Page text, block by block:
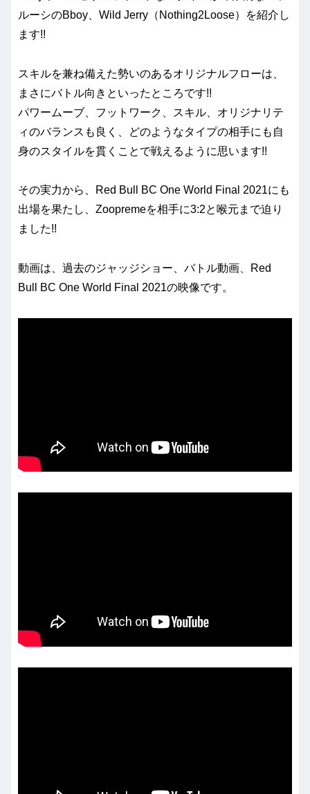
ルーシのBboy、Wild Jerry（Nothing2Loose）を紹介し
ます!!
スキルを兼ね備えた勢いのあるオリジナルフローは、
まさにバトル向きといったところです!!
パワームーブ、フットワーク、スキル、オリジナリテ
ィのバランスも良く、どのようなタイプの相手にも自
身のスタイルを貫くことで戦えるように思います!!
その実力から、Red Bull BC One World Final 2021にも
出場を果たし、Zoopremeを相手に3:2と喉元まで迫り
ました!!
動画は、過去のジャッジショー、バトル動画、Red
Bull BC One World Final 2021の映像です。